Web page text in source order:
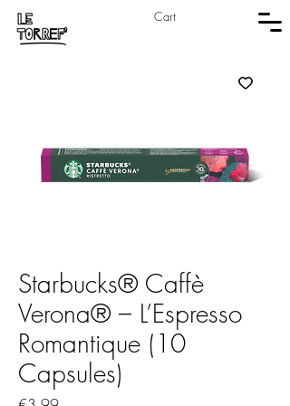
Cart
Starbucks® Caffè
Verona® – L’Espresso
Romantique (10
Capsules)